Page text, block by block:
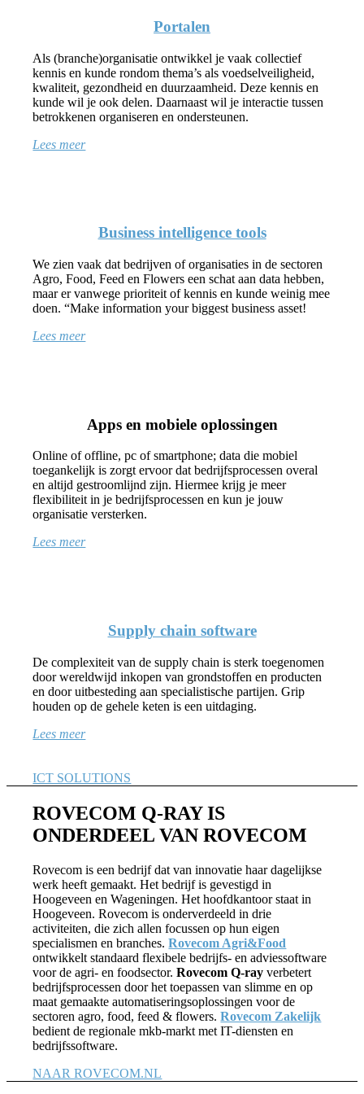
Portalen
Als (branche)organisatie ontwikkel je vaak collectief
kennis en kunde rondom thema’s als voedselveiligheid,
kwaliteit, gezondheid en duurzaamheid. Deze kennis en
kunde wil je ook delen. Daarnaast wil je interactie tussen
betrokkenen organiseren en ondersteunen.
Lees meer
Business intelligence tools
We zien vaak dat bedrijven of organisaties in de sectoren
Agro, Food, Feed en Flowers een schat aan data hebben,
maar er vanwege prioriteit of kennis en kunde weinig mee
doen. “Make information your biggest business asset!
Lees meer
Apps en mobiele oplossingen
Online of offline, pc of smartphone; data die mobiel
toegankelijk is zorgt ervoor dat bedrijfsprocessen overal
en altijd gestroomlijnd zijn. Hiermee krijg je meer
flexibiliteit in je bedrijfsprocessen en kun je jouw
organisatie versterken.
Lees meer
Supply chain software
De complexiteit van de supply chain is sterk toegenomen
door wereldwijd inkopen van grondstoffen en producten
en door uitbesteding aan specialistische partijen. Grip
houden op de gehele keten is een uitdaging.
Lees meer
ICT SOLUTIONS
ROVECOM Q-RAY IS
ONDERDEEL VAN ROVECOM
Rovecom is een bedrijf dat van innovatie haar dagelijkse
werk heeft gemaakt. Het bedrijf is gevestigd in
Hoogeveen en Wageningen. Het hoofdkantoor staat in
Hoogeveen. Rovecom is onderverdeeld in drie
activiteiten, die zich allen focussen op hun eigen
specialismen en branches.Rovecom Agri&Food
ontwikkelt standaard flexibele bedrijfs- en adviessoftware
voor de agri- en foodsector.Rovecom Q-ray verbetert
bedrijfsprocessen door het toepassen van slimme en op
maat gemaakte automatiseringsoplossingen voor de
sectoren agro, food, feed & flowers.Rovecom Zakelijk
bedient de regionale mkb-markt met IT-diensten en
bedrijfssoftware.
NAAR ROVECOM.NL